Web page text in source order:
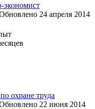
экономист
24 апреля 2014
охране труда
22 июня 2014